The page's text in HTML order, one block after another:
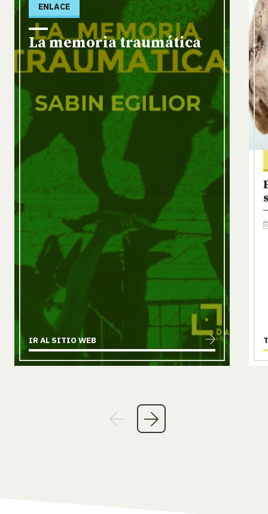
ENLACE
La memoria traumática
IR AL SITIO WEB